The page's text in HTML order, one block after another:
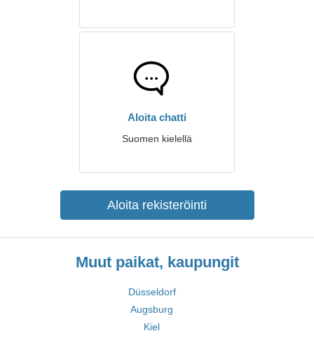
Aloita chatti
Suomen kielellä
Aloita rekisteröinti
Muut paikat, kaupungit
Düsseldorf
Augsburg
Kiel